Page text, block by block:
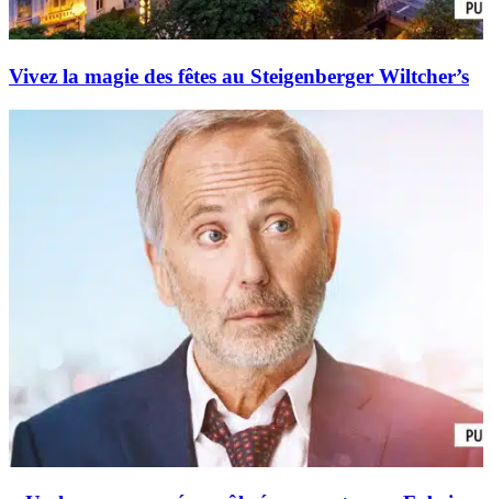
Vivez la magie des fêtes au Steigenberger Wiltcher’s